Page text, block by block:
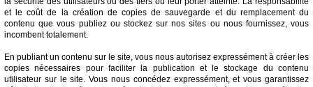
et le coût de la création de copies de sauvegarde et du remplacement du
contenu que vous publiez ou stockez sur nos sites ou nous fournissez, vous
incombent totalement.
En publiant un contenu sur le site, vous nous autorisez expressément à créer les
copies nécessaires pour faciliter la publication et le stockage du contenu
utilisateur sur le site. Vous nous concédez expressément, et vous garantissez